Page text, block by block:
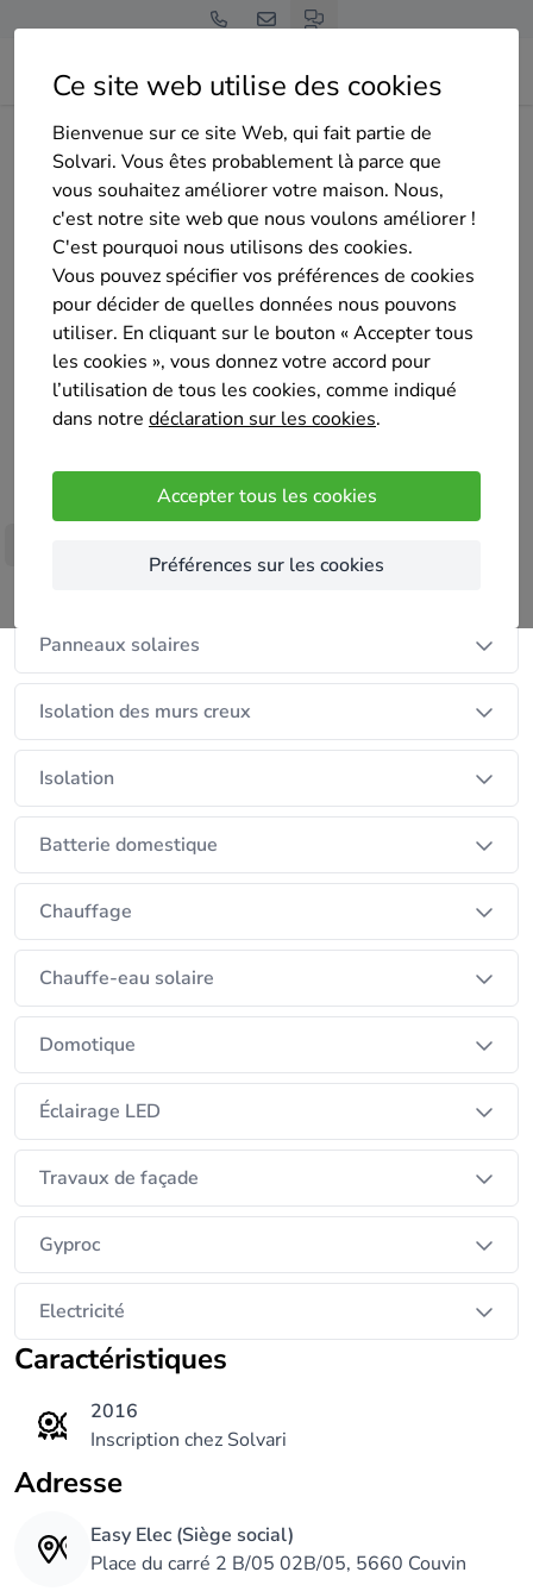
Ce site web utilise des cookies
Bienvenue sur ce site Web, qui fait partie de
Solvari. Vous êtes probablement là parce que
vous souhaitez améliorer votre maison. Nous,
c'est notre site web que nous voulons améliorer !
C'est pourquoi nous utilisons des cookies.
Vous pouvez spécifier vos préférences de cookies
pour décider de quelles données nous pouvons
utiliser. En cliquant sur le bouton « Accepter tous
les cookies », vous donnez votre accord pour
l’utilisation de tous les cookies, comme indiqué
dans notre déclaration sur les cookies.
Accepter tous les cookies
Préférences sur les cookies
Home Isolation des murs creux Namur Couvin Easy Elec
Easy Elec
Pas encore d'évaluation
Couvin
Basée à Couvin, Easy Elec est une entreprise
dynamique qui réalise tous vos projets en matière
d’électricité, mais aussi d'installation panneaux
intelligente). Bénéficiez d’un travail de qualité,
Panneaux solaires
Isolation des murs creux
Isolation
Batterie domestique
Chauffage
Chauffe-eau solaire
Domotique
Éclairage LED
Travaux de façade
Gyproc
Electricité
Caractéristiques
2016
Inscription chez Solvari
Adresse
Easy Elec (Siège social)
Place du carré 2 B/05 02B/05, 5660 Couvin